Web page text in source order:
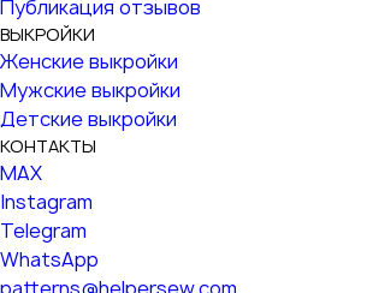
Публикация отзывов
ВЫКРОЙКИ
Женские выкройки
Мужские выкройки
Детские выкройки
КОНТАКТЫ
MAX
Instagram
Telegram
WhatsApp